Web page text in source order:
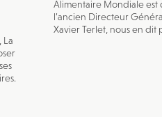
La
Alimentaire Mondiale est
l’ancien Directeur
Xavier Terlet, nous en dit